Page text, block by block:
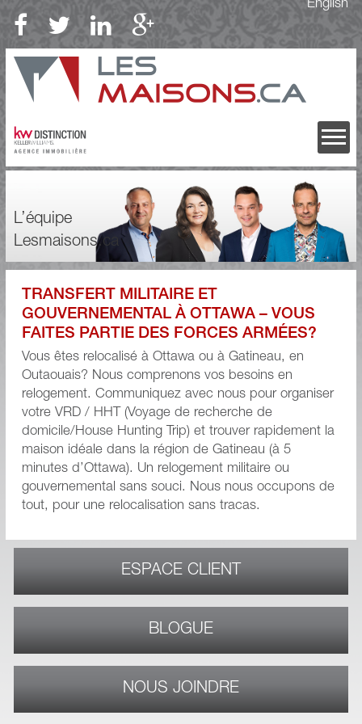
English
L’équipe
Lesmaisons.ca
TRANSFERT MILITAIRE ET
GOUVERNEMENTAL À OTTAWA – VOUS
FAITES PARTIE DES FORCES ARMÉES?
Vous êtes relocalisé à Ottawa ou à Gatineau, en
Outaouais? Nous comprenons vos besoins en
relogement. Communiquez avec nous pour organiser
votre VRD / HHT (Voyage de recherche de
domicile/House Hunting Trip) et trouver rapidement la
maison idéale dans la région de Gatineau (à 5
minutes d’Ottawa). Un relogement militaire ou
gouvernemental sans souci. Nous nous occupons de
tout, pour une relocalisation sans tracas.
ESPACE CLIENT
BLOGUE
NOUS JOINDRE